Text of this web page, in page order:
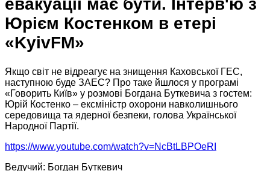
евакуації має бути. Інтерв'ю з
Юрієм Костенком в етері
«KyivFM»
Якщо світ не відреагує на знищення Каховської ГЕС,
наступною буде ЗАЕС? Про таке йшлося у програмі
«Говорить Київ» у розмові Богдана Буткевича з гостем:
Юрій Костенко – ексміністр охорони навколишнього
середовища та ядерної безпеки, голова Української
Народної Партії.
https://www.youtube.com/watch?v=NcBtLBPOeRI
Ведучий: Богдан Буткевич